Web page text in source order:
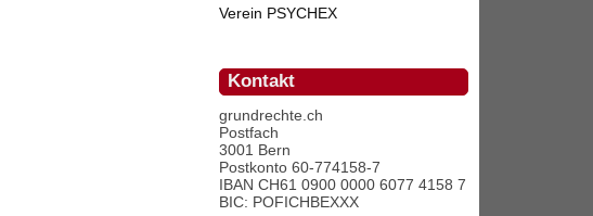
Verein PSYCHEX
Kontakt
grundrechte.ch
Postfach
3001 Bern
Postkonto 60-774158-7
IBAN CH61 0900 0000 6077 4158 7
BIC: POFICHBEXXX